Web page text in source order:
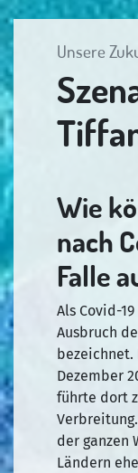
Unsere
Wie
nach
Falle
Als Covid-
Ausbruch
bezeichnet.
Dezember
führte dort
der ganzen
Ländern